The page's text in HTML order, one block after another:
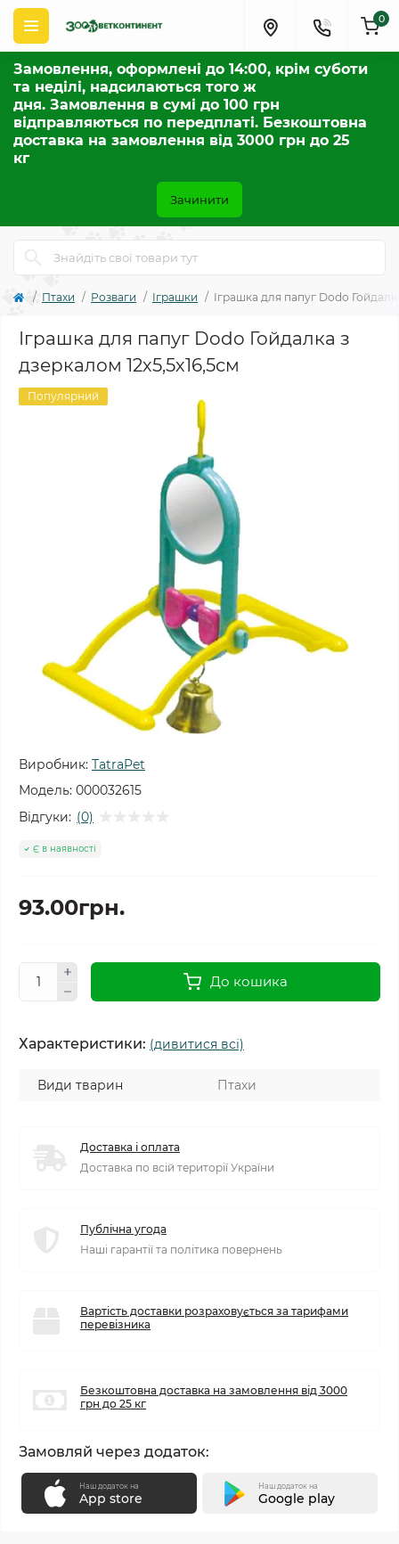
Замовлення, оформлені до 14:00, крім суботи
та неділі, надсилаються того ж
дня. Замовлення в сумі до 100 грн
відправляються по передплаті. Безкоштовна
доставка на замовлення від 3000 грн до 25
кг
Зачинити
0
Птахи Розваги Іграшки Іграшка для папуг Dodo
Іграшка для папуг Dodo Гойдалка з
дзеркалом 12х5,5х16,5см
Популярний
Виробник: TatraPet
Модель: 000032615
Відгуки: (0)
Є в наявності
93.00грн.
До кошика
Характеристики: (дивитися всі)
Види тварин Птахи
Доставка і оплата
Доставка по всій території України
Публічна угода
Наші гарантії та політика повернень
Вартість доставки розраховується за тарифами
перевізника
Безкоштовна доставка на замовлення від 3000
грн до 25 кг
Замовляй через додаток:
Наш додаток на
App store
Наш додаток на
Google play